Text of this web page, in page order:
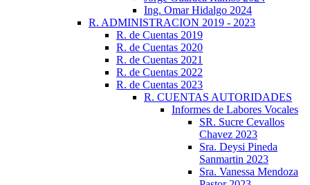
Ing. Omar Hidalgo 2024
R. ADMINISTRACION 2019 - 2023
R. de Cuentas 2019
R. de Cuentas 2020
R. de Cuentas 2021
R. de Cuentas 2022
R. de Cuentas 2023
R. CUENTAS AUTORIDADES
Informes de Labores Vocales
SR. Sucre Cevallos
Chavez 2023
Sra. Deysi Pineda
Sanmartin 2023
Sra. Vanessa Mendoza